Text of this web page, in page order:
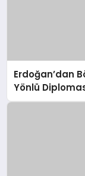
Erdoğan’dan
Yönlü